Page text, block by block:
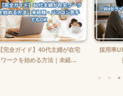
【完全ガイド】40代主婦が在宅
ワークを始める方法｜未経...
採用率